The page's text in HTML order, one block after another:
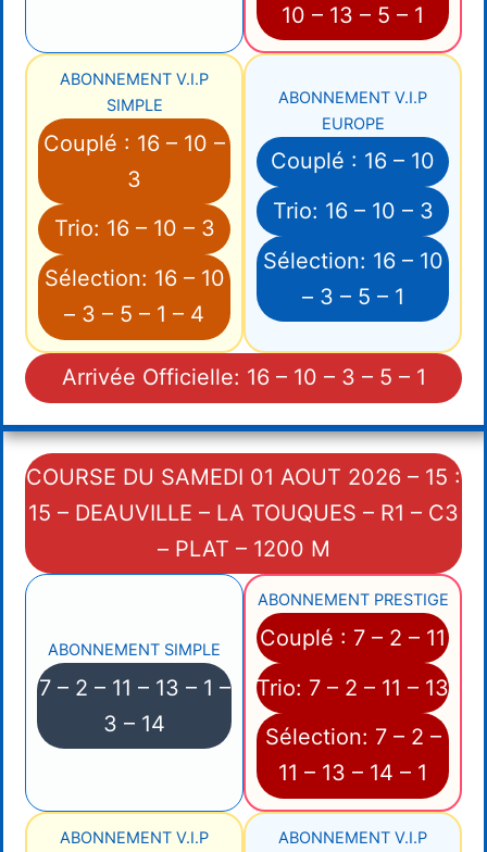
10 – 13 – 5 – 1
ABONNEMENT V.I.P
SIMPLE
Couplé : 16 – 10 –
3
Trio: 16 – 10 – 3
Sélection: 16 – 10
– 3 – 5 – 1 – 4
ABONNEMENT V.I.P
EUROPE
Couplé : 16 – 10
Trio: 16 – 10 – 3
Sélection: 16 – 10
– 3 – 5 – 1
Arrivée Officielle: 16 – 10 – 3 – 5 – 1
COURSE DU SAMEDI 01 AOUT 2026 – 15 :
15 – DEAUVILLE – LA TOUQUES – R1 – C3
– PLAT – 1200 M
ABONNEMENT SIMPLE
7 – 2 – 11 – 13 – 1 –
3 – 14
ABONNEMENT PRESTIGE
Couplé : 7 – 2 – 11
Trio: 7 – 2 – 11 – 13
Sélection: 7 – 2 –
11 – 13 – 14 – 1
ABONNEMENT V.I.P
ABONNEMENT V.I.P